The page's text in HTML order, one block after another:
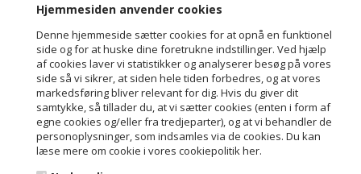
Hjemmesiden anvender cookies
Denne hjemmeside sætter cookies for at opnå en funktionel
side og for at huske dine foretrukne indstillinger. Ved hjælp
af cookies laver vi statistikker og analyserer besøg på vores
side så vi sikrer, at siden hele tiden forbedres, og at vores
markedsføring bliver relevant for dig. Hvis du giver dit
samtykke, så tillader du, at vi sætter cookies (enten i form af
egne cookies og/eller fra tredjeparter), og at vi behandler de
personoplysninger, som indsamles via de cookies. Du kan
læse mere om cookie i vores cookiepolitik her.
Marcipanstang - Mørk Classic - Flowpack
DKK 29,00 DKK 29,00